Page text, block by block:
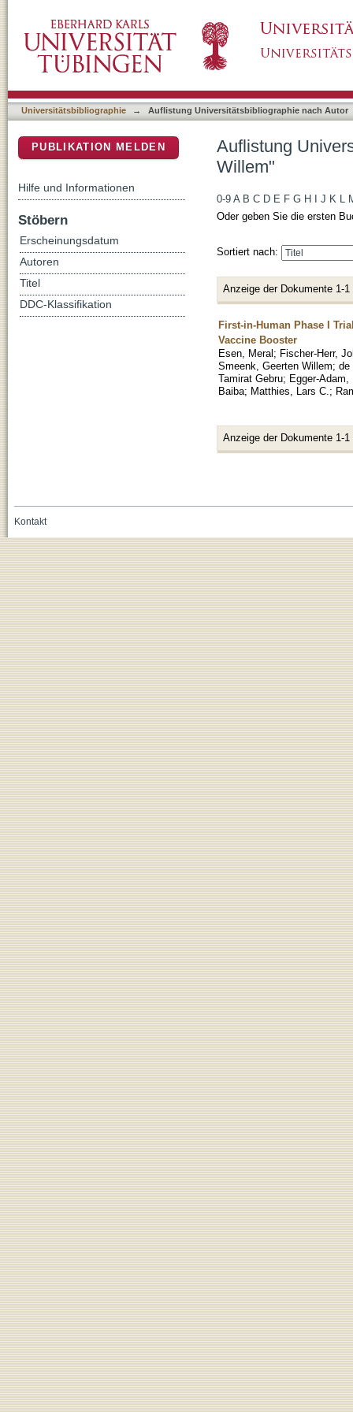
Universitätsbibliographie → Auflistung Universitätsbibliographie nach Autor
Auflistung
Willem"
0-9 A B C D E F G H J K L
Oder geben Sie die ersten
Sortiert nach:
Anzeige der Dokumente 1-1
First-in-Human Phase I
Vaccine Booster
Esen, Meral; Fischer-Herr,
Smeenk, Geerten Willem; de
Tamirat Gebru; Egger-Adam,
Baiba; Matthies, Lars C. ;
Anzeige der Dokumente 1-1
PUBLIKATION MELDEN
Hilfe und Informationen
Stöbern
Erscheinungsdatum
Autoren
Titel
DDC-Klassifikation
Kontakt